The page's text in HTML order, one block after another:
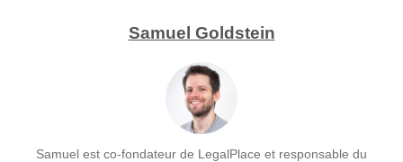
Samuel Goldstein
Samuel est co-fondateur de LegalPlace et responsable du